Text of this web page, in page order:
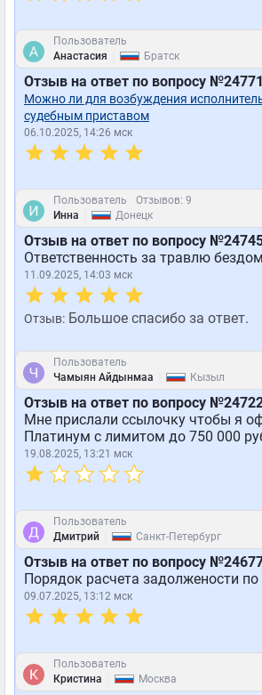
Пользователь
Анастасия
Братск
Отзыв на ответ по вопросу
Можно ли для возбуждения
судебным приставом
06.10.2025, 14:26 мск
Пользователь
Отзывов: 9
Инна
Донецк
Отзыв на ответ по вопросу
Ответственность за травлю
11.09.2025, 14:03 мск
Отзыв: Большое спасибо за ответ.
Пользователь
Чамыян Айдынмаа
Кызыл
Отзыв на ответ по вопросу
Мне прислали ссылочку чтобы я
Платинум с лимитом до 750 000
19.08.2025, 13:21 мск
Пользователь
Дмитрий
Санкт-Петербург
Отзыв на ответ по вопросу
Порядок расчета задолжености
09.07.2025, 13:12 мск
Пользователь
Кристина
Москва